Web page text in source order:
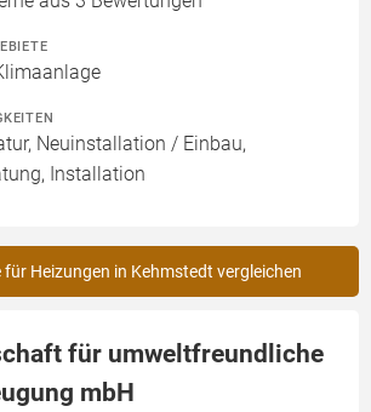
Neuinstallation / Einbau,
Installation
Heizungen in Kehmstedt vergleichen
für umweltfreundliche
mbH